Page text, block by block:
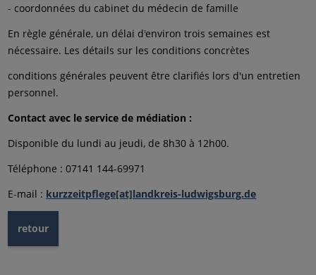
- coordonnées du cabinet du médecin de famille
En règle générale, un délai d'environ trois semaines est
nécessaire. Les détails sur les conditions concrètes
conditions générales peuvent être clarifiés lors d'un entretien
personnel.
Contact avec le service de médiation :
Disponible du lundi au jeudi, de 8h30 à 12h00.
Téléphone : 07141 144-69971
E-mail : kurzzeitpflege[at]landkreis-ludwigsburg.de
retour